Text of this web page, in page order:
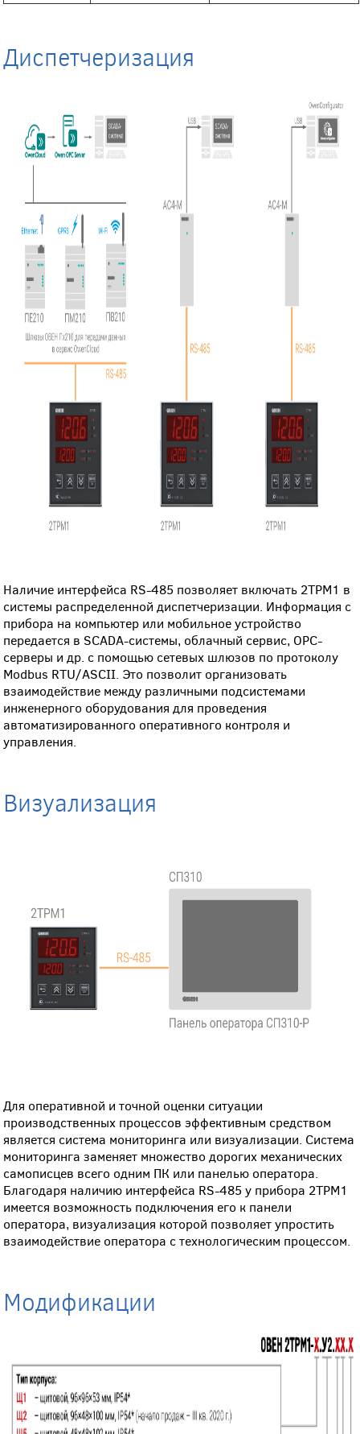
Диспетчеризация
Наличие интерфейса RS-485 позволяет включать 2ТРМ1 в
системы распределенной диспетчеризации. Информация с
прибора на компьютер или мобильное устройство
передается в SCADA-системы, облачный сервис, OPC-
серверы и др. с помощью сетевых шлюзов по протоколу
Modbus RTU/ASCII. Это позволит организовать
взаимодействие между различными подсистемами
инженерного оборудования для проведения
автоматизированного оперативного контроля и
управления.
Визуализация
Для оперативной и точной оценки ситуации
производственных процессов эффективным средством
является система мониторинга или визуализации. Система
мониторинга заменяет множество дорогих механических
самописцев всего одним ПК или панелью оператора.
Благодаря наличию интерфейса RS-485 у прибора 2ТРМ1
имеется возможность подключения его к панели
оператора, визуализация которой позволяет упростить
взаимодействие оператора с технологическим процессом.
Модификации